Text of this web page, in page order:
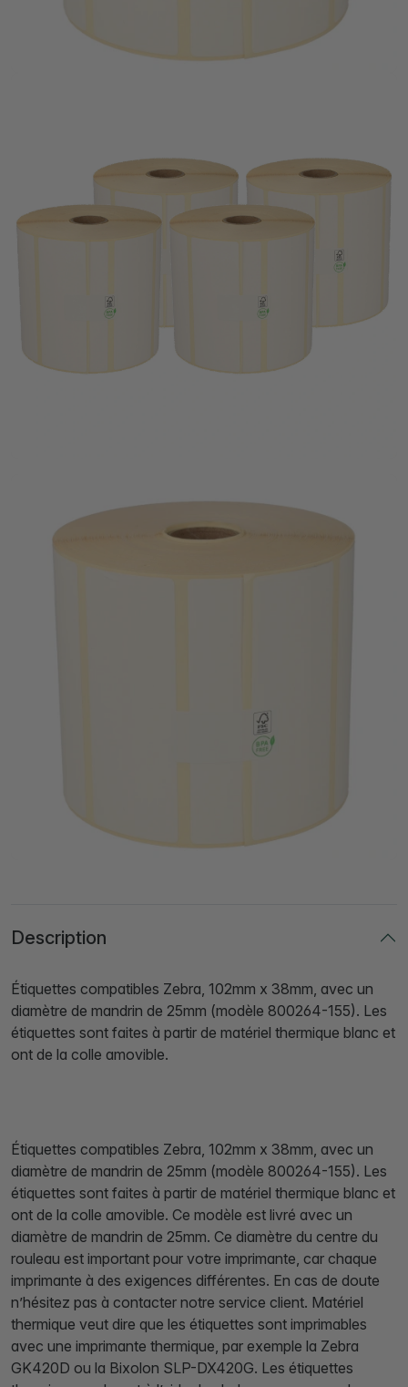
Description
Étiquettes compatibles Zebra, 102mm x 38mm, avec un
diamètre de mandrin de 25mm (modèle 800264-155). Les
étiquettes sont faites à partir de matériel thermique blanc et
ont de la colle amovible.
Étiquettes compatibles Zebra, 102mm x 38mm, avec un
diamètre de mandrin de 25mm (modèle 800264-155). Les
étiquettes sont faites à partir de matériel thermique blanc et
ont de la colle amovible. Ce modèle est livré avec un
diamètre de mandrin de 25mm. Ce diamètre du centre du
rouleau est important pour votre imprimante, car chaque
imprimante à des exigences différentes. En cas de doute
n’hésitez pas à contacter notre service client. Matériel
thermique veut dire que les étiquettes sont imprimables
avec une imprimante thermique, par exemple la Zebra
GK420D ou la Bixolon SLP-DX420G. Les étiquettes